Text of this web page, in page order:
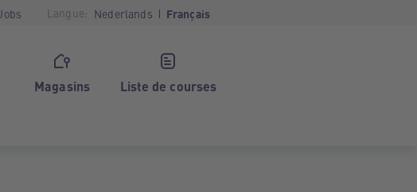
Jobs Langue: Nederlands Français
Magasins Liste de courses